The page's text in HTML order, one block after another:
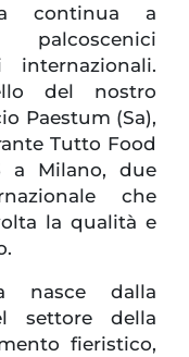
continua a
palcoscenici
del nostro
Paestum (Sa),
Tutto Food
a Milano, due
che
la qualità e
nasce dalla
settore della
fieristico,